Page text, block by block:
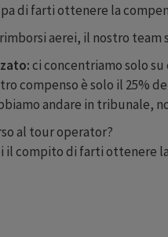
di farti ottenere la
aerei, il nostro
ci concentriamo solo
compenso è solo il 25%
andare in tribunale,
al tour operator?
il compito di farti ottenere